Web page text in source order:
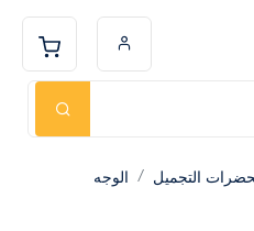
التجميل
الوجه